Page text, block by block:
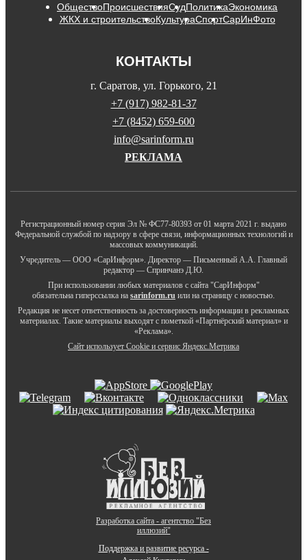
ОбществоПроисшествияСудПолитикаЭкономика
ЖКХ и строительствоКультураСпортСарИнФото
КОНТАКТЫ
г. Саратов, ул. Горького, 21
+7 (917) 982-81-37
+7 (8452) 659-600
info@sarinform.ru
РЕКЛАМА
Регистрационный номер серия Эл № ФС77-80393 от 01 марта 2021 г. выдано
Федеральной службой по надзору в сфере связи, информационных технологий и
массовых коммуникаций.
Учредитель — ООО «СарИнформ». Директор — Письменный А.А. Главный
редактор — Спринчанэ Д.Ю.
При использовании любых материалов с сайта "СарИнформ"
обязательна гиперссылка на sarinform.ru или на страницу с новостью.
Редакция не несет ответственность за достоверность информации в рекламных
материалах. Такие материалы выходят с пометкой «Партнёрский материал» и
«Реклама».
Сайт использует Cookie и сервиc Яндекс.Метрика
Разработка сайта - агентство "Без
иллюзий"
Поддержка и развитие ресурса -